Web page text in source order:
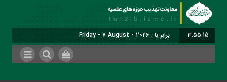
3:55:15 برابر با : Friday - 7 August - 2026